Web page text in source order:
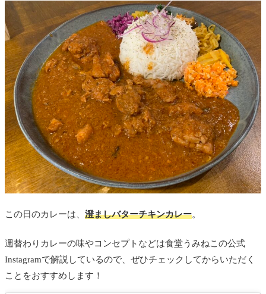
この日のカレーは、 澄ましバターチキンカレー。
週替わりカレーの味やコンセプトなどは食堂うみねこの公式
Instagramで解説しているので、ぜひチェックしてからいただく
ことをおすすめします！